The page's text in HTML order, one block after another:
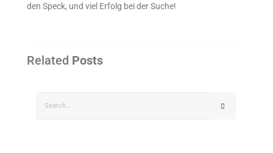
den Speck, und viel Erfolg bei der Suche!
Related Posts